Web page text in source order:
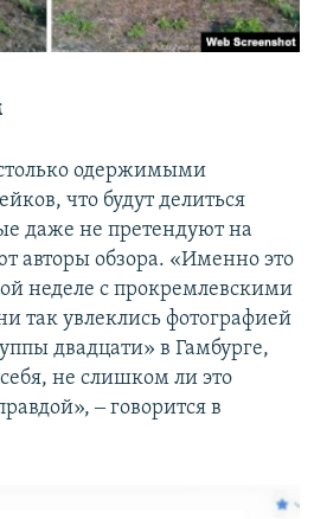
одержимыми
что будут делиться
даже не претендуют на
авторы обзора. «Именно это
неделе с прокремлевскими
так увлеклись фотографией
двадцати» в Гамбурге,
не слишком ли это
‒ говорится в